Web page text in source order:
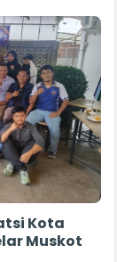
Kota
Muskot